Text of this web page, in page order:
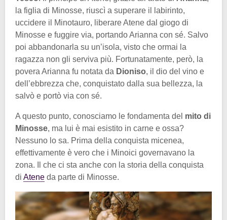
la figlia di Minosse, riuscì a superare il labirinto,
uccidere il Minotauro, liberare Atene dal giogo di
Minosse e fuggire via, portando Arianna con sé. Salvo
poi abbandonarla su un’isola, visto che ormai la
ragazza non gli serviva più. Fortunatamente, però, la
povera Arianna fu notata da Dioniso, il dio del vino e
dell’ebbrezza che, conquistato dalla sua bellezza, la
salvò e portò via con sé.
A questo punto, conosciamo le fondamenta del mito di
Minosse, ma lui è mai esistito in carne e ossa?
Nessuno lo sa. Prima della conquista micenea,
effettivamente è vero che i Minoici governavano la
zona. Il che ci sta anche con la storia della conquista
di Atene da parte di Minosse.